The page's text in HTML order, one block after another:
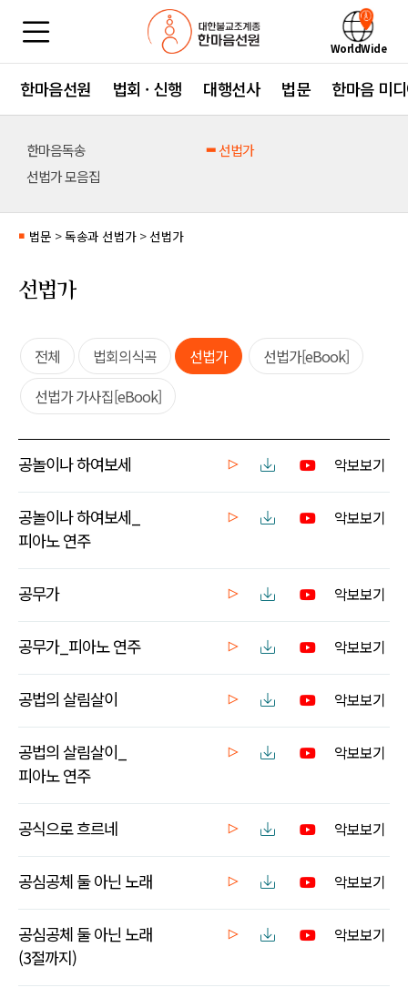
WorldWide
한마음선원 법회 · 신행 대행선사 법문 한마음 미
한마음독송
선법가
선법가 모음집
■ 법문 >독송과 선법가>선법가
선법가
전체 법회의식곡 선법가
선법가[eBook]
선법가 가사집[eBook]
공놀이나 하여보세 악보보기
공놀이나 하여보세_
피아노 연주
악보보기
공무가 악보보기
공무가_피아노 연주 악보보기
공법의 살림살이 악보보기
공법의 살림살이_
피아노 연주
악보보기
공식으로 흐르네 악보보기
공심공체 둘 아닌 노래 악보보기
공심공체 둘 아닌 노래
(3절까지)
악보보기